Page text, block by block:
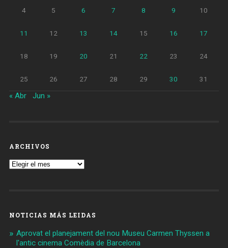
4 5 6 7 8 9 10
11 12 13 14 15 16 17
18 19 20 21 22 23 24
25 26 27 28 29 30 31
« Abr Jun »
ARCHIVOS
Archivos
NOTICIAS MÁS LEIDAS
Aprovat el planejament del nou Museu Carmen Thyssen a
l'antic cinema Comèdia de Barcelona